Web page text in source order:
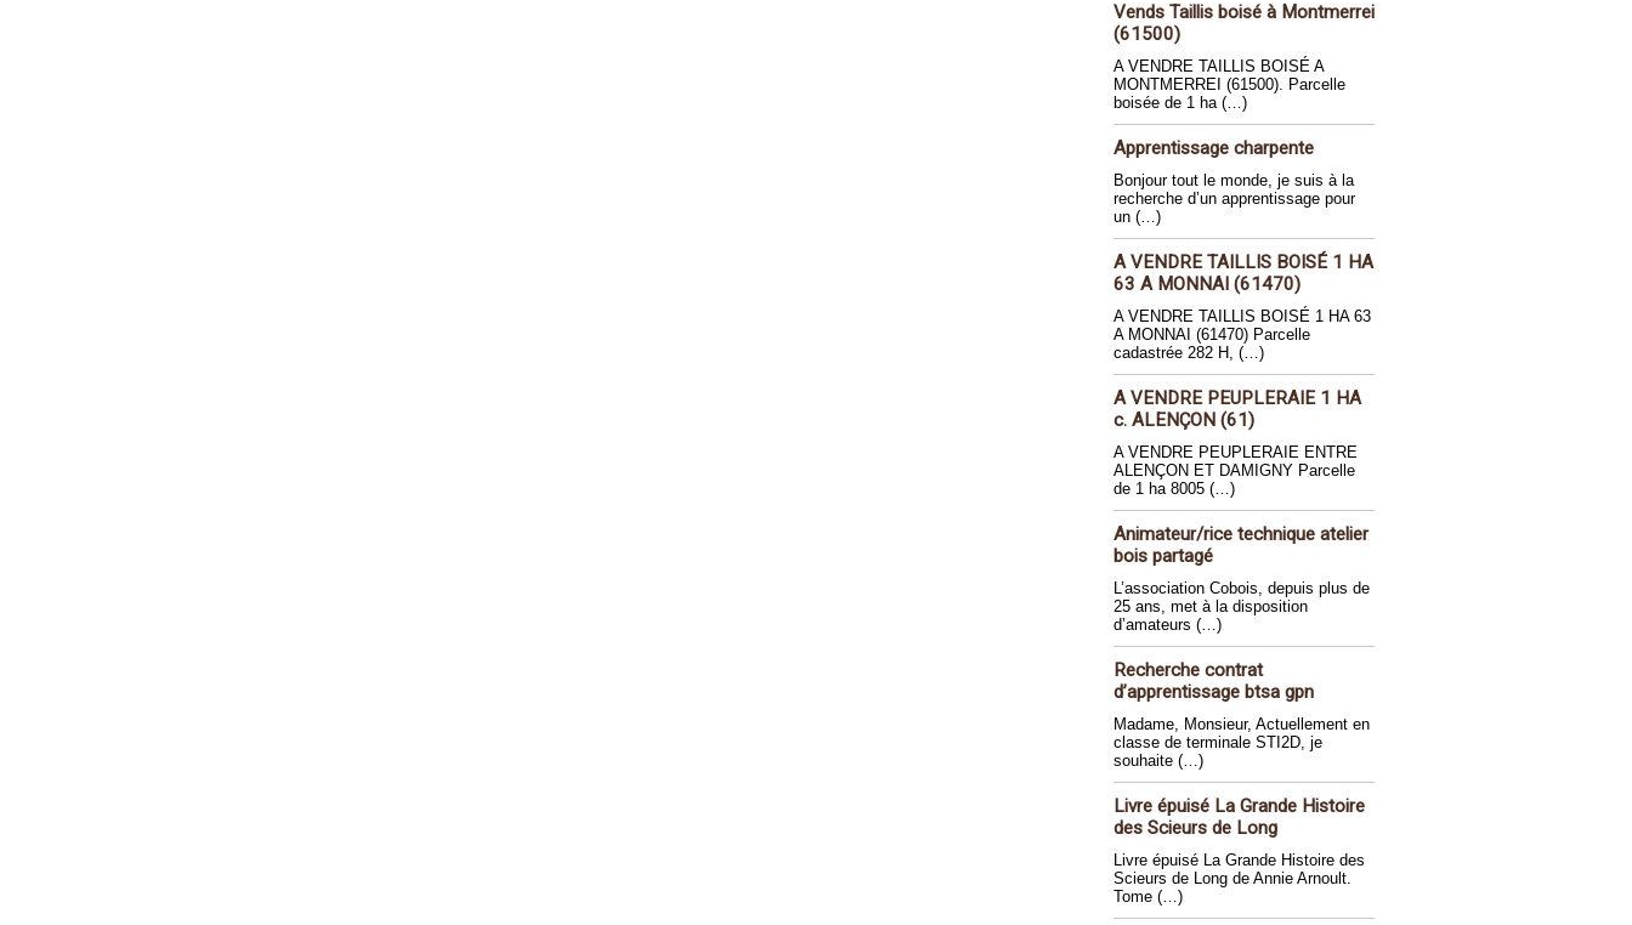
Vends Taillis boisé à Montmerrei
(61500)
A VENDRE TAILLIS BOISÉ A
MONTMERREI (61500). Parcelle
boisée de 1 ha (…)
Apprentissage charpente
Bonjour tout le monde, je suis à la
recherche d’un apprentissage pour
un (…)
A VENDRE TAILLIS BOISÉ 1 HA
63 A MONNAI (61470)
A VENDRE TAILLIS BOISÉ 1 HA 63
A MONNAI (61470) Parcelle
cadastrée 282 H, (…)
A VENDRE PEUPLERAIE 1 HA
c. ALENÇON (61)
A VENDRE PEUPLERAIE ENTRE
ALENÇON ET DAMIGNY Parcelle
de 1 ha 8005 (…)
Animateur/rice technique atelier
bois partagé
L’association Cobois, depuis plus de
25 ans, met à la disposition
d’amateurs (…)
Recherche contrat
d’apprentissage btsa gpn
Madame, Monsieur, Actuellement en
classe de terminale STI2D, je
souhaite (…)
Livre épuisé La Grande Histoire
des Scieurs de Long
Livre épuisé La Grande Histoire des
Scieurs de Long de Annie Arnoult.
Tome (…)